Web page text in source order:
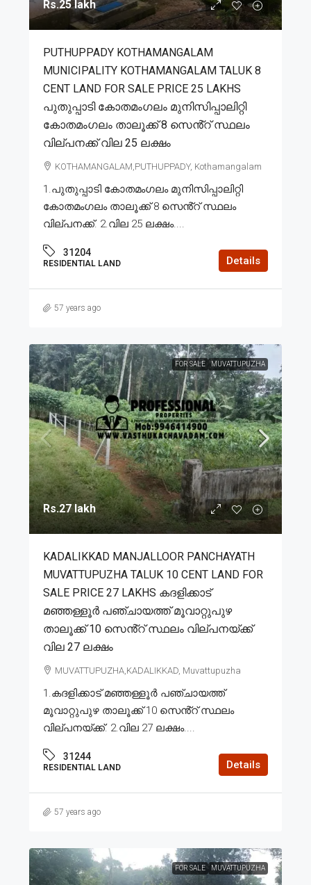
Rs.25 lakh
PUTHUPPADY KOTHAMANGALAM
MUNICIPALITY KOTHAMANGALAM TALUK 8
CENT LAND FOR SALE PRICE 25 LAKHS
പുതുപ്പാടി കോതമംഗലം മുനിസിപ്പാലിറ്റി
കോതമംഗലം താലൂക്ക് 8 സെൻ്റ് സ്ഥലം
വില്പനക്ക് വില 25 ലക്ഷം
KOTHAMANGALAM,PUTHUPPADY, Kothamangalam
1.പുതുപ്പാടി കോതമംഗലം മുനിസിപ്പാലിറ്റി
കോതമംഗലം താലൂക്ക് 8 സെൻ്റ് സ്ഥലം
വില്പനക്ക്. 2.വില 25 ലക്ഷം....
31204
RESIDENTIAL LAND Details
57 years ago
FOR SALE MUVATTUPUZHA
Rs.27 lakh
KADALIKKAD MANJALLOOR PANCHAYATH
MUVATTUPUZHA TALUK 10 CENT LAND FOR
SALE PRICE 27 LAKHS കദളിക്കാട്
മഞ്ഞള്ളൂർ പഞ്ചായത്ത് മൂവാറ്റുപുഴ
താലൂക്ക് 10 സെൻ്റ് സ്ഥലം വില്പനയ്ക്ക്
വില 27 ലക്ഷം
MUVATTUPUZHA,KADALIKKAD, Muvattupuzha
1.കദളിക്കാട് മഞ്ഞള്ളൂർ പഞ്ചായത്ത്
മൂവാറ്റുപുഴ താലൂക്ക് 10 സെൻ്റ് സ്ഥലം
വില്പനയ്ക്ക്. 2.വില 27 ലക്ഷം....
31244
RESIDENTIAL LAND Details
57 years ago
FOR SALE MUVATTUPUZHA